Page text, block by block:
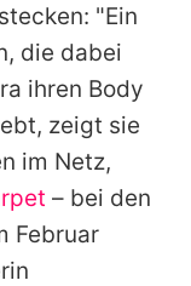
"Ein
die dabei
ihren Body
zeigt sie
im Netz,
– bei den
Februar